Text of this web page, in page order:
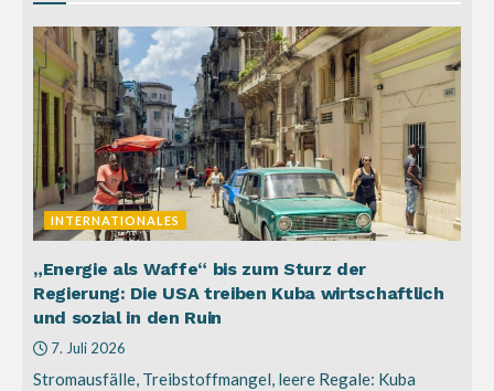
INTERNATIONALES
„Energie als Waffe“ bis zum Sturz der
Regierung: Die USA treiben Kuba wirtschaftlich
und sozial in den Ruin
7. Juli 2026
Stromausfälle, Treibstoffmangel, leere Regale: Kuba